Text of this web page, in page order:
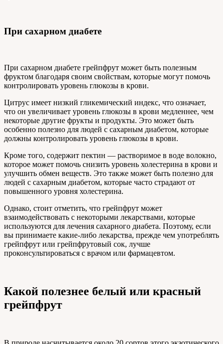
При сахарном диабете
При сахарном диабете грейпфрут может быть полезным
фруктом благодаря своим свойствам, которые могут помочь
контролировать уровень глюкозы в крови.
Цитрус имеет низкий гликемический индекс, что означает,
что он увеличивает уровень глюкозы в крови медленнее, чем
некоторые другие фрукты и продукты. Это может быть
особенно полезно для людей с сахарным диабетом, которые
должны контролировать уровень глюкозы в крови.
Кроме того, содержит пектин — растворимое в воде волокно,
которое может помочь снизить уровень холестерина в крови и
улучшить обмен веществ. Это также может быть полезно для
людей с сахарным диабетом, которые часто страдают от
повышенного уровня холестерина.
Однако, стоит отметить, что грейпфрут может
взаимодействовать с некоторыми лекарствами, которые
используются для лечения сахарного диабета. Поэтому, если
вы принимаете какие-либо лекарства, прежде чем употреблять
грейпфрут или грейпфрутовый сок, лучше
проконсультироваться с врачом или фармацевтом.
Какой полезнее белый или красный
грейпфрут